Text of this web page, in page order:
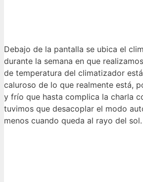
Debajo de la pantalla se ubica el
durante la semana en que
de temperatura del climatizador
caluroso de lo que realmente está,
y frío que hasta complica la charla
tuvimos que desacoplar el modo
menos cuando queda al rayo del sol.